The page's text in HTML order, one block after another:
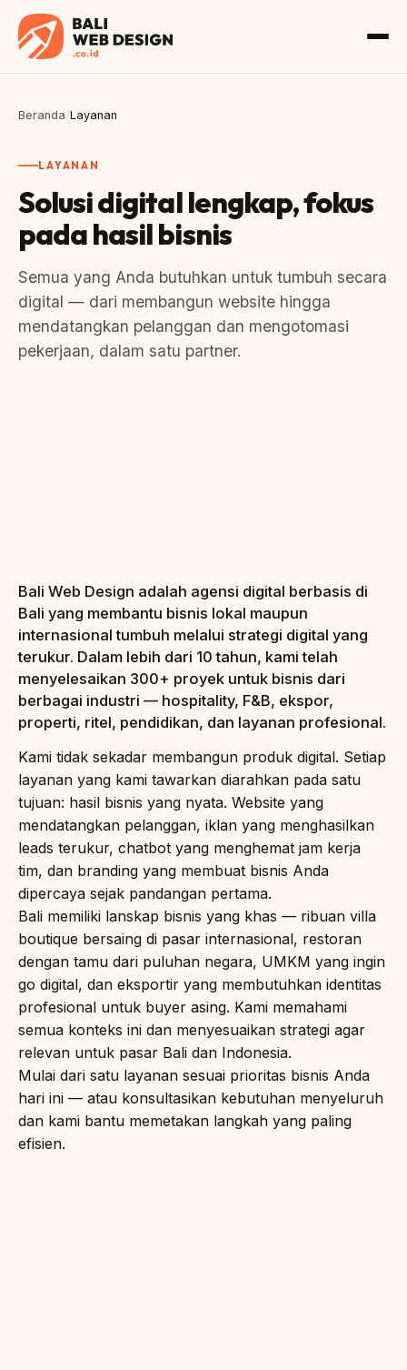
Beranda/Layanan
LAYANAN
Solusi digital lengkap, fokus
pada hasil bisnis
Semua yang Anda butuhkan untuk tumbuh secara
digital — dari membangun website hingga
mendatangkan pelanggan dan mengotomasi
pekerjaan, dalam satu partner.
Bali Web Design adalah agensi digital berbasis di
Bali yang membantu bisnis lokal maupun
internasional tumbuh melalui strategi digital yang
terukur. Dalam lebih dari 10 tahun, kami telah
menyelesaikan 300+ proyek untuk bisnis dari
berbagai industri — hospitality, F&B, ekspor,
properti, ritel, pendidikan, dan layanan profesional.
Kami tidak sekadar membangun produk digital. Setiap
layanan yang kami tawarkan diarahkan pada satu
tujuan: hasil bisnis yang nyata. Website yang
mendatangkan pelanggan, iklan yang menghasilkan
leads terukur, chatbot yang menghemat jam kerja
tim, dan branding yang membuat bisnis Anda
dipercaya sejak pandangan pertama.
Bali memiliki lanskap bisnis yang khas — ribuan villa
boutique bersaing di pasar internasional, restoran
dengan tamu dari puluhan negara, UMKM yang ingin
go digital, dan eksportir yang membutuhkan identitas
profesional untuk buyer asing. Kami memahami
semua konteks ini dan menyesuaikan strategi agar
relevan untuk pasar Bali dan Indonesia.
Mulai dari satu layanan sesuai prioritas bisnis Anda
hari ini — atau konsultasikan kebutuhan menyeluruh
dan kami bantu memetakan langkah yang paling
efisien.